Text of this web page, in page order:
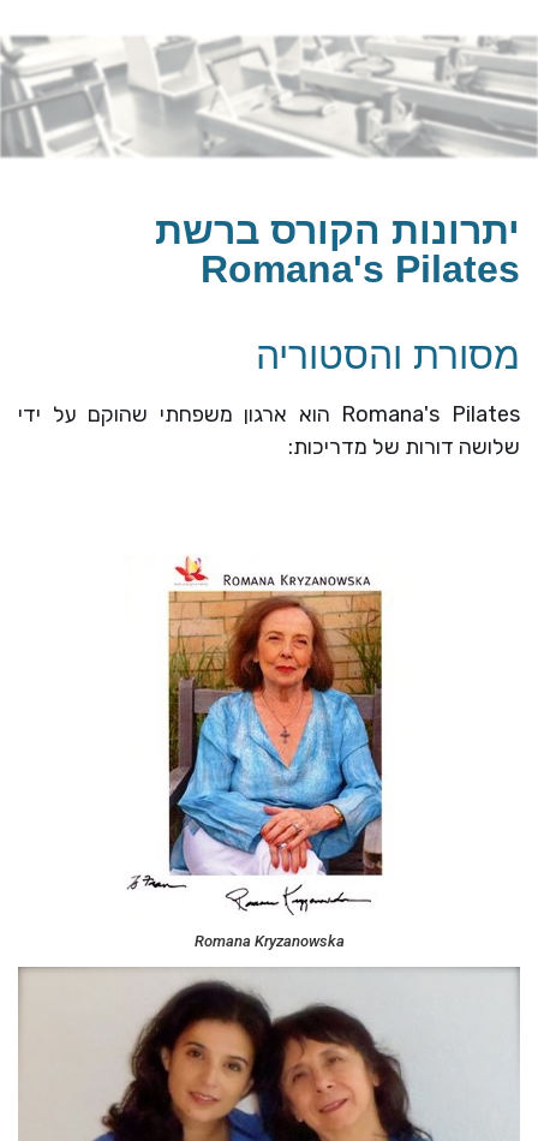
יתרונות הקורס ברשת
Romana's Pilates
מסורת והסטוריה
Romana's Pilates הוא ארגון משפחתי שהוקם על ידי
שלושה דורות של מדריכות:
Romana Kryzanowska